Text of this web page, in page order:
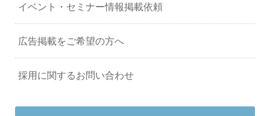
イベント・セミナー情報掲載依頼
広告掲載をご希望の方へ
採用に関するお問い合わせ